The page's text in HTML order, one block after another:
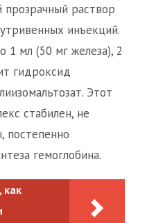
раствор
инъекций.
1 мл (50 мг железа), 2
гидроксид
Этот
стабилен, не
постепенно
гемоглобина.
как